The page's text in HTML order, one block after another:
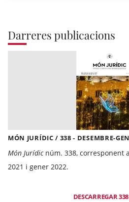
Darreres publicacions
MÓN JURÍDIC / 338 - DESEMBRE-
Món Jurídicnúm. 338, corresponent
2021 i gener 2022.
DESCARREGAR